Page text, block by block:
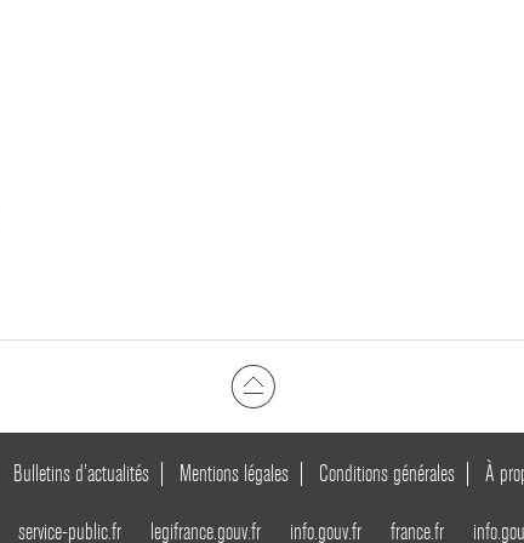
Bulletins d’actualités Mentions légales Conditions générales À
service-public.fr legifrance.gouv.fr info.gouv.fr france.fr